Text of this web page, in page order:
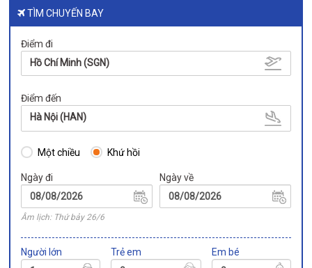
TÌM CHUYẾN BAY
Điểm đi
Hồ Chí Minh (SGN)
Điểm đến
Hà Nội (HAN)
Một chiều Khứ hồi
Ngày đi
Âm lịch: Thứ bảy 26/6
Ngày về
Người lớn Trẻ em Em bé